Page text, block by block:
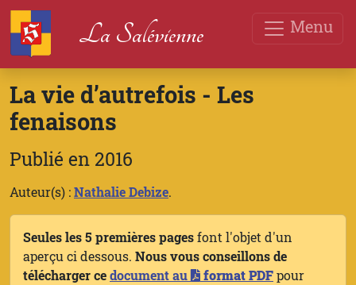
Menu
La Salévienne
La vie d’autrefois - Les
fenaisons
Publié en 2016
Auteur(s) :Nathalie Debize.
Seules les 5 premières pagesfont l'objet d'un
aperçu ci dessous. Nous vous conseillons de
télécharger cedocument au format PDFpour